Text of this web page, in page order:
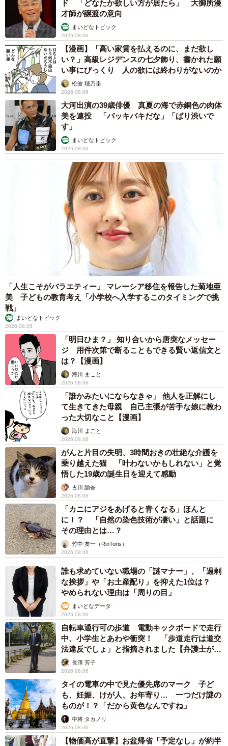
チェック柄でも目の錯覚が！（提供：ぐぐぐさん）
「同じ色なのに違って見える」そんな目と脳のズレに驚き
つつ、ついじっと見入ってしまう不思議な作品でした。
真ん中の正方形が同じ色なの作った自分でも信じられない
pic.twitter.com/TQcbc1S8tq
— ぐぐぐ (@gggggocha)June 19, 2025
ド 「どなたか欲しい方が居たら」 大御所漫
才師が譲渡の意向
まいどなトピック
2026.08.06
【漫画】「高い家賃を払えるのに、まだ欲し
い？」高級レジデンスの七夕飾り、書かれた願
い事にびっくり 人の欲には終わりがないのか
松波 穂乃圭
2026.08.06
大河出演の39歳俳優 真夏の海で赤銅色の肉体
美を連投 「バッキバキだな」「ばり渋いで
す」
まいどなトピック
2026.08.06
「人生こそがバラエティー」 マレーシア移住を報告した菊地亜
美 子どもの教育考え「小学校へ入学するこのタイミングで挑
戦」
まいどなトピック
2026.08.06
「明日ひま？」 知り合いから唐突なメッセー
ジ 用件次第で断ることもできる賢い返信文と
は？【漫画】
海川 まこと
2026.08.06
「誰かみたいにならなきゃ」 他人を正解にし
て生きてきた母親 自己主張が苦手な娘に教わ
った大切なこと【漫画】
海川 まこと
2026.08.06
がんと片目の失明、3時間おきの壮絶な介護を
乗り越えた猫 「叶わないかもしれない」と覚
悟した19歳の誕生日を迎えて感動
古川 諭香
2026.08.06
「カニにアジをあげると青くなる」ほんと
に！？ 「自然の染色技術が凄い」と話題に
その理由とは…？
竹中 友一（RinToris）
2026.08.06
誰も求めていない職場の「謎マナー」、「過剰
な挨拶」や「お土産配り」を抑えた1位は？
やめられない理由は「周りの目」
まいどなデータ
2026.08.06
自転車通行可の歩道 電動キックボードで走行
中、小学生とあわや衝突！ 「歩道走行は道交
法違反でしょ」と指摘されました【弁護士が解
説】長澤 芳子
2026.08.06
タイの電車の中で見た優先席のマーク 子ど
も、妊娠、けが人、お年寄り… 一つだけ謎の
ものが！？「だから黄色なんですね」
中将 タカノリ
2026.08.06
【物価高が直撃】お盆帰省「予定なし」が約半